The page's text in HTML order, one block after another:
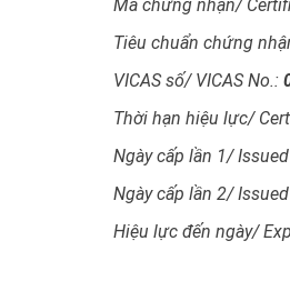
Mã chứng nhận/
Tiêu chuẩn chứng
VICAS số/ VICAS No.:
Thời hạn hiệu lực/
Ngày cấp lần 1/
Ngày cấp lần 2/
Hiệu lực đến ngày/